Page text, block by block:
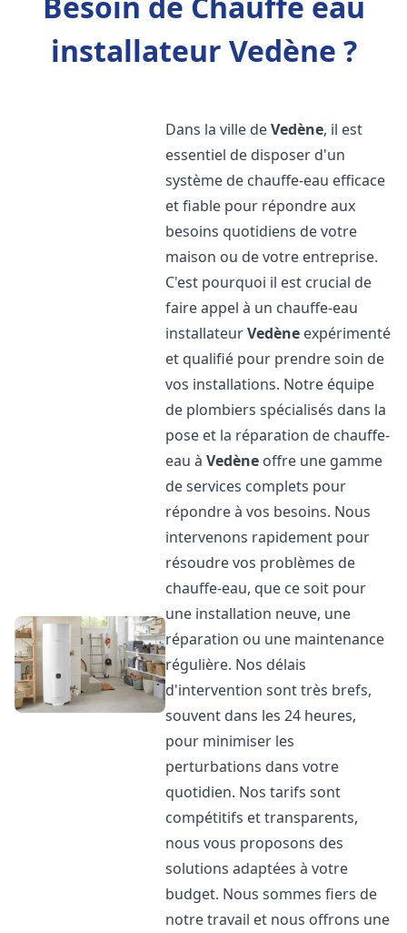
installateur Vedène ?
Dans la ville deVedène, il est
essentiel de disposer d'un
système de chauffe-eau efficace
et fiable pour répondre aux
besoins quotidiens de votre
maison ou de votre entreprise.
C'est pourquoi il est crucial de
faire appel à un chauffe-eau
installateurVedène expérimenté
et qualifié pour prendre soin de
vos installations. Notre équipe
de plombiers spécialisés dans la
pose et la réparation de chauffe-
eau àVedène offre une gamme
de services complets pour
répondre à vos besoins. Nous
intervenons rapidement pour
résoudre vos problèmes de
chauffe-eau, que ce soit pour
une installation neuve, une
réparation ou une maintenance
régulière. Nos délais
d'intervention sont très brefs,
souvent dans les 24 heures,
pour minimiser les
perturbations dans votre
quotidien. Nos tarifs sont
compétitifs et transparents,
nous vous proposons des
solutions adaptées à votre
budget. Nous sommes fiers de
notre travail et nous offrons une